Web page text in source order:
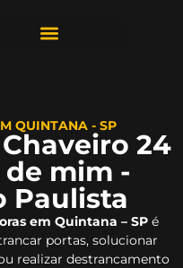
QUINTANA - SP
24
mim -
Paulista
em Quintana – SPé
portas, solucionar
realizar destrancamento